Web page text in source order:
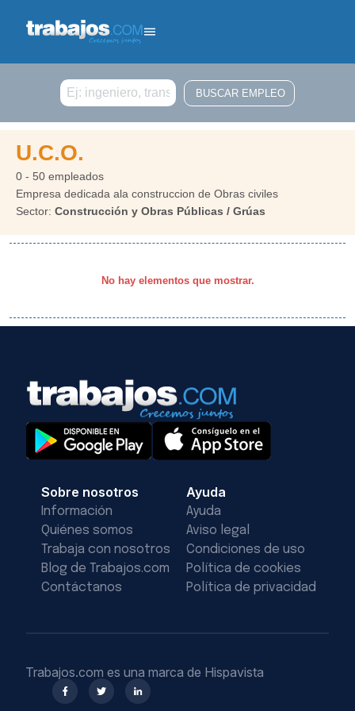
Buscar
U.C.O.
0 - 50 empleados
Empresa dedicada ala construccion de Obras civiles
Sector: Construcción y Obras Públicas / Grúas
No hay elementos que mostrar.
Sobre nosotros
Información
Quiénes somos
Trabaja con nosotros
Blog de Trabajos.com
Contáctanos
Ayuda
Ayuda
Aviso legal
Condiciones de uso
Política de cookies
Política de privacidad
Trabajos.com es una marca de Hispavista